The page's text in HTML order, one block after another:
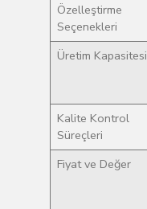
Özelleştirme
Seçenekleri
Üretim Kapasitesi
Kalite Kontrol
Süreçleri
Fiyat ve Değer